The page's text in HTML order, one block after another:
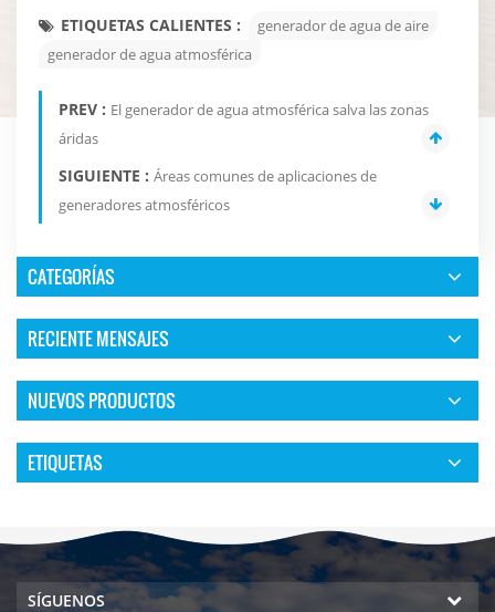
ETIQUETAS CALIENTES :
generador de agua de aire
generador de agua atmosférica
PREV : El generador de agua atmosférica salva las zonas
áridas
SIGUIENTE : Áreas comunes de aplicaciones de
generadores atmosféricos
CATEGORÍAS
RECIENTE MENSAJES
NUEVOS PRODUCTOS
ETIQUETAS
SÍGUENOS